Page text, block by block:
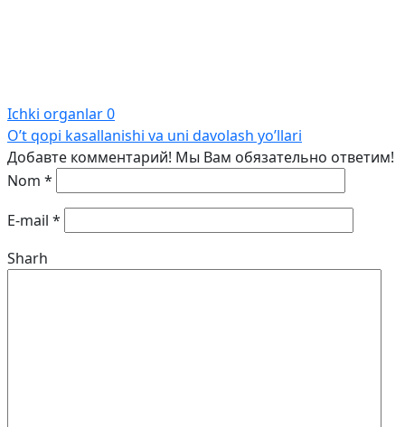
Ichki organlar0
O’t qopi kasallanishi va uni davolash yo’llari
Добавте комментарий! Мы Вам обязательно ответим!
Nom *
E-mail *
Sharh